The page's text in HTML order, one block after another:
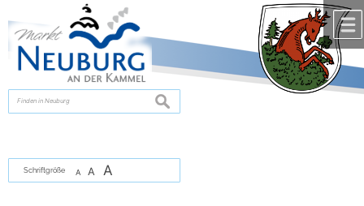
zur Navigationoder
springen.
suchen
Schriftgröße A A A